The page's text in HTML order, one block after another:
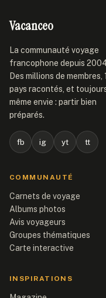
Vacanceo
La communauté voyage
francophone depuis
Des millions de membres,
pays racontés, et
même envie : partir bien
préparés.
fb ig yt tt
COMMUNAUTÉ
Carnets de voyage
Albums photos
Avis voyageurs
Groupes thématiques
Carte interactive
INSPIRATIONS